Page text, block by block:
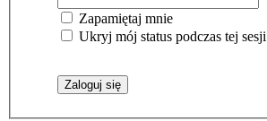
Zapamiętaj mnie
Ukryj mój status podczas tej sesji